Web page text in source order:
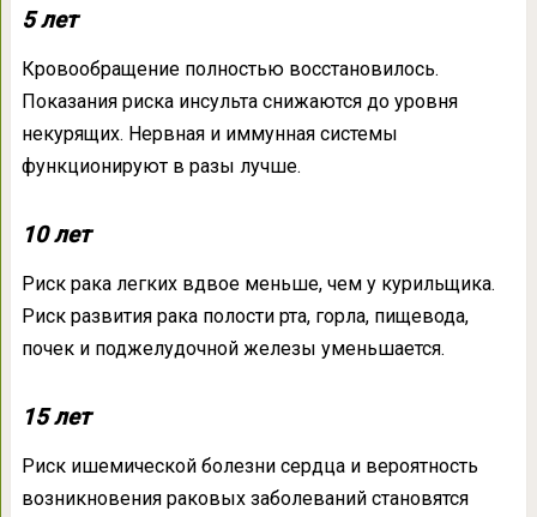
5 лет
Кровообращение полностью восстановилось.
Показания риска инсульта снижаются до уровня
некурящих. Нервная и иммунная системы
функционируют в разы лучше.
10 лет
Риск рака легких вдвое меньше, чем у курильщика.
Риск развития рака полости рта, горла, пищевода,
почек и поджелудочной железы уменьшается.
15 лет
Риск ишемической болезни сердца и вероятность
возникновения раковых заболеваний становятся